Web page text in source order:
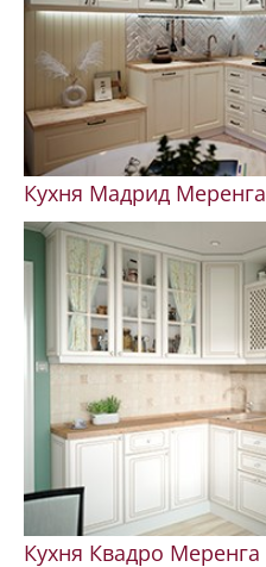
Кухня Мадрид Меренга
Кухня Квадро Меренга